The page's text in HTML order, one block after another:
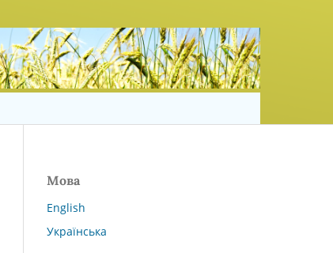
Мова
English
Українська